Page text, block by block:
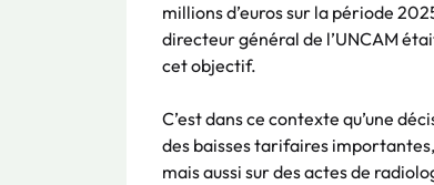
millions d’euros sur la période
directeur général de l’UNCAM
cet objectif.
C’est dans ce contexte qu’une
des baisses tarifaires
mais aussi sur des actes de